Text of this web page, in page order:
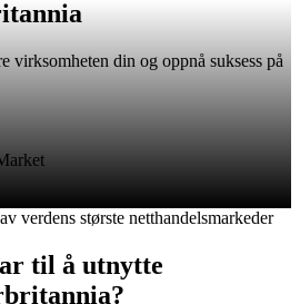
virksomheten din og oppnå suksess på
verdens største netthandelsmarkeder
til å utnytte